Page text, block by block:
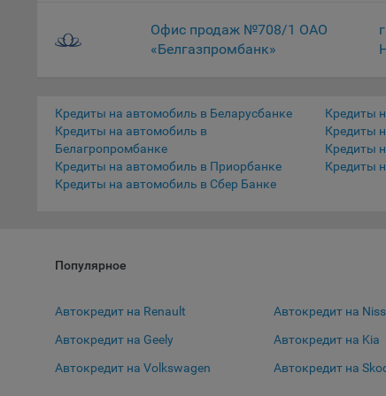
9.5.
При
Офис продаж №708/1 ОАО
«Белгазпромбанк»
Кредиты на автомобиль в Беларусбанке
Кредиты на автомобиль в
Белагропромбанке
Кредиты на автомобиль в Приорбанке
Кредиты на автомобиль в Сбер Банке
Кредиты
Кредиты
Кредиты
Кредиты
Популярное
Автокредит на Renault
Автокредит на Geely
Автокредит на Volkswagen
Автокредит на
Автокредит на Kia
Автокредит на